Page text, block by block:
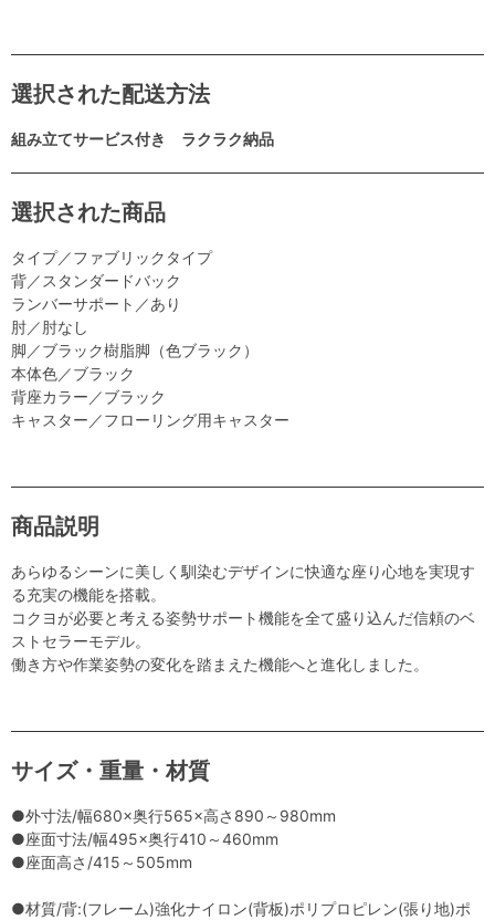
選択された配送方法
組み立てサービス付き ラクラク納品
選択された商品
タイプ／ファブリックタイプ
背／スタンダードバック
ランバーサポート／あり
肘／肘なし
脚／ブラック樹脂脚（色ブラック）
本体色／ブラック
背座カラー／ブラック
キャスター／フローリング用キャスター
商品説明
あらゆるシーンに美しく馴染むデザインに快適な座り心地を実現す
る充実の機能を搭載。
コクヨが必要と考える姿勢サポート機能を全て盛り込んだ信頼のベ
ストセラーモデル。
働き方や作業姿勢の変化を踏まえた機能へと進化しました。
サイズ・重量・材質
●外寸法/幅680×奥行565×高さ890～980mm
●座面寸法/幅495×奥行410～460mm
●座面高さ/415～505mm
●材質/背:(フレーム)強化ナイロン(背板)ポリプロピレン(張り地)ポ